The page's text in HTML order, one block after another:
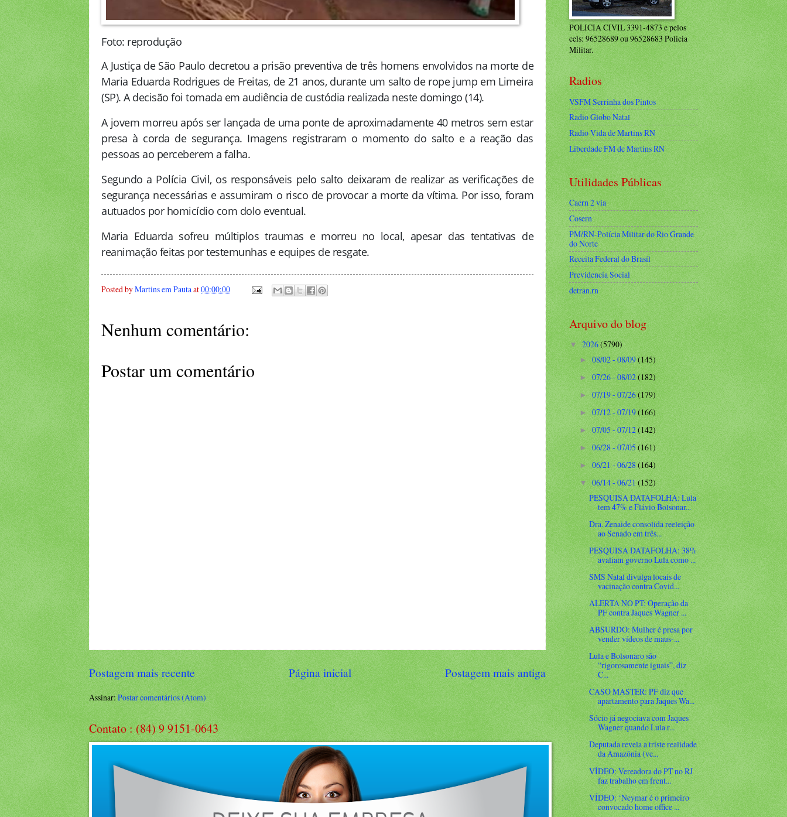
Foto: reprodução
A Justiça de São Paulo decretou a prisão preventiva de três homens envolvidos na morte de
Maria Eduarda Rodrigues de Freitas, de 21 anos, durante um salto de rope jump em Limeira
(SP). A decisão foi tomada em audiência de custódia realizada neste domingo (14).
A jovem morreu após ser lançada de uma ponte de aproximadamente 40 metros sem estar
presa à corda de segurança. Imagens registraram o momento do salto e a reação das
pessoas ao perceberem a falha.
Segundo a Polícia Civil, os responsáveis pelo salto deixaram de realizar as verificações de
segurança necessárias e assumiram o risco de provocar a morte da vítima. Por isso, foram
autuados por homicídio com dolo eventual.
Maria Eduarda sofreu múltiplos traumas e morreu no local, apesar das tentativas de
reanimação feitas por testemunhas e equipes de resgate.
Posted byMartins em Pauta at00:00:00
Nenhum comentário:
Postar um comentário
Postagem mais recente Postagem mais antiga
Página inicial
Assinar:Postar comentários (Atom)
Contato : (84) 9 9151-0643
POLICIA CIVIL 3391-4873 e pelos
cels: 96528689 ou 96528683 Policia
Militar.
Radios
VSFM Serrinha dos Pintos
Radio Globo Natal
Radio Vida de Martins RN
Liberdade FM de Martins RN
Utilidades Públicas
Caern 2 via
Cosern
PM/RN-Polícia Militar do Rio Grande
do Norte
Receita Federal do Brasíl
Previdencia Social
detran.rn
Arquivo do blog
▼ 2026(5790)
►08/02 - 08/09(145)
►07/26 - 08/02(182)
►07/19 - 07/26(179)
►07/12 - 07/19(166)
►07/05 - 07/12(142)
►06/28 - 07/05(161)
►06/21 - 06/28(164)
▼06/14 - 06/21(152)
PESQUISA DATAFOLHA: Lula
tem 47% e Flávio Bolsonar...
Dra. Zenaide consolida reeleição
ao Senado em três...
PESQUISA DATAFOLHA: 38%
avaliam governo Lula como ...
SMS Natal divulga locais de
vacinação contra Covid...
ALERTA NO PT: Operação da
PF contra Jaques Wagner ...
ABSURDO: Mulher é presa por
vender vídeos de maus-...
Lula e Bolsonaro são
“rigorosamente iguais”, diz
C...
CASO MASTER: PF diz que
apartamento para Jaques Wa...
Sócio já negociava com Jaques
Wagner quando Lula r...
Deputada revela a triste realidade
da Amazônia (ve...
VÍDEO: Vereadora do PT no RJ
faz trabalho em frent...
VÍDEO: ‘Neymar é o primeiro
convocado home office ...